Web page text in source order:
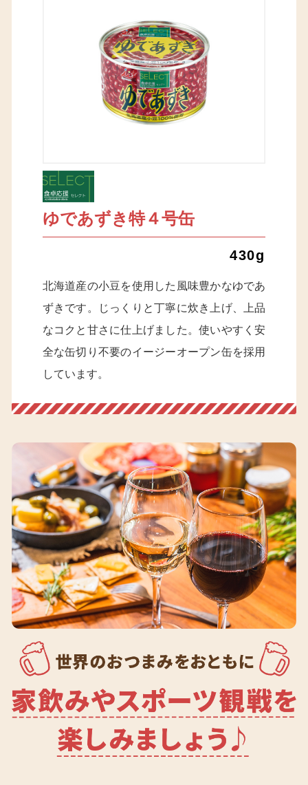
ゆであずき特４号缶
430g
北海道産の小豆を使用した風味豊かなゆであ
ずきです。じっくりと丁寧に炊き上げ、上品
なコクと甘さに仕上げました。使いやすく安
全な缶切り不要のイージーオープン缶を採用
しています。